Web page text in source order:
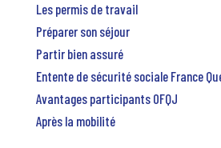
Les permis de travail
Préparer son séjour
Partir bien assuré
Entente de sécurité sociale France
Avantages participants OFQJ
Après la mobilité